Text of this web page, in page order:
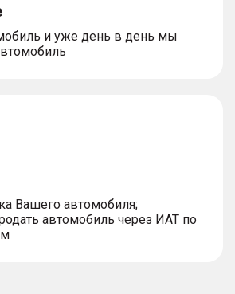
и уже день в день мы
Вашего автомобиля;
автомобиль через ИАТ по